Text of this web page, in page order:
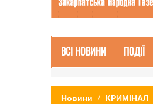
ВСІ НОВИНИ ПОДІЇ
Новини КРИМІНАЛ